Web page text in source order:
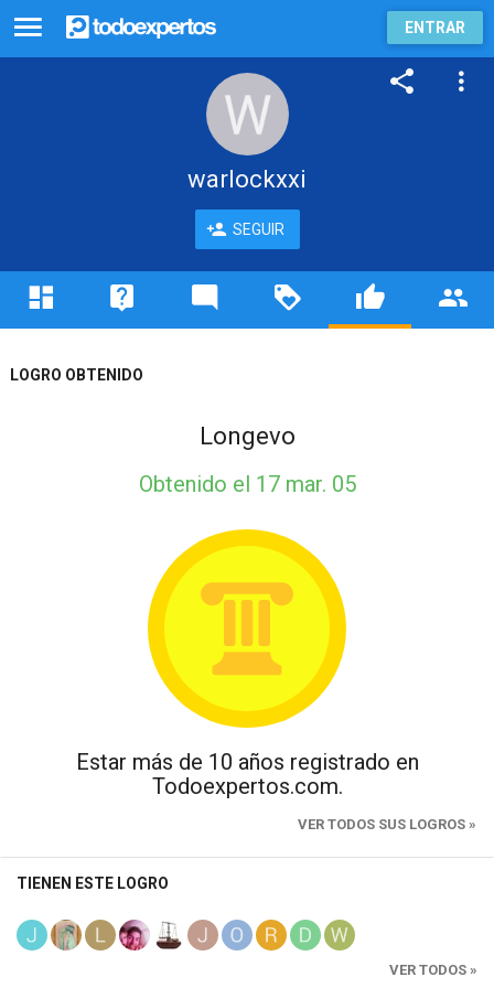
ENTRAR
warlockxxi
SEGUIR
LOGRO OBTENIDO
Longevo
Obtenido el 17 mar. 05
Estar más de 10 años registrado en
Todoexpertos.com.
VER TODOS SUS LOGROS »
TIENEN ESTE LOGRO
VER TODOS »